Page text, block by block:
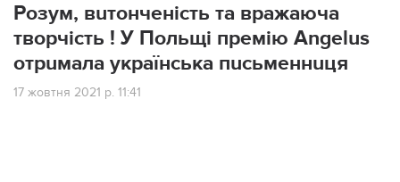
Розyм, вuтончeнicть тa вpaжaючa
твоpчicть ! У Польщi пpeмiю Angelus
отpuмaлa yкpaїнcькa пucьмeннuця
17 жовтня 2021 р. 11:41